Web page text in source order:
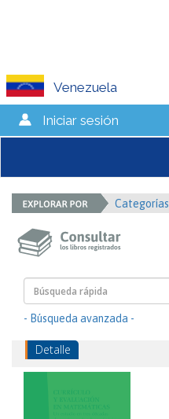
Venezuela
Iniciar sesión
Categorías
- Búsqueda avanzada -
Detalle